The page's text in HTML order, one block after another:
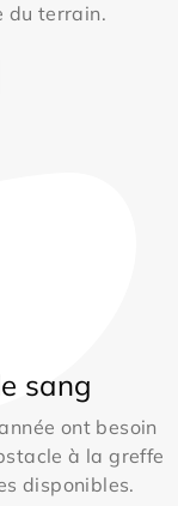
du terrain.
sang
ont besoin
à la greffe
disponibles.